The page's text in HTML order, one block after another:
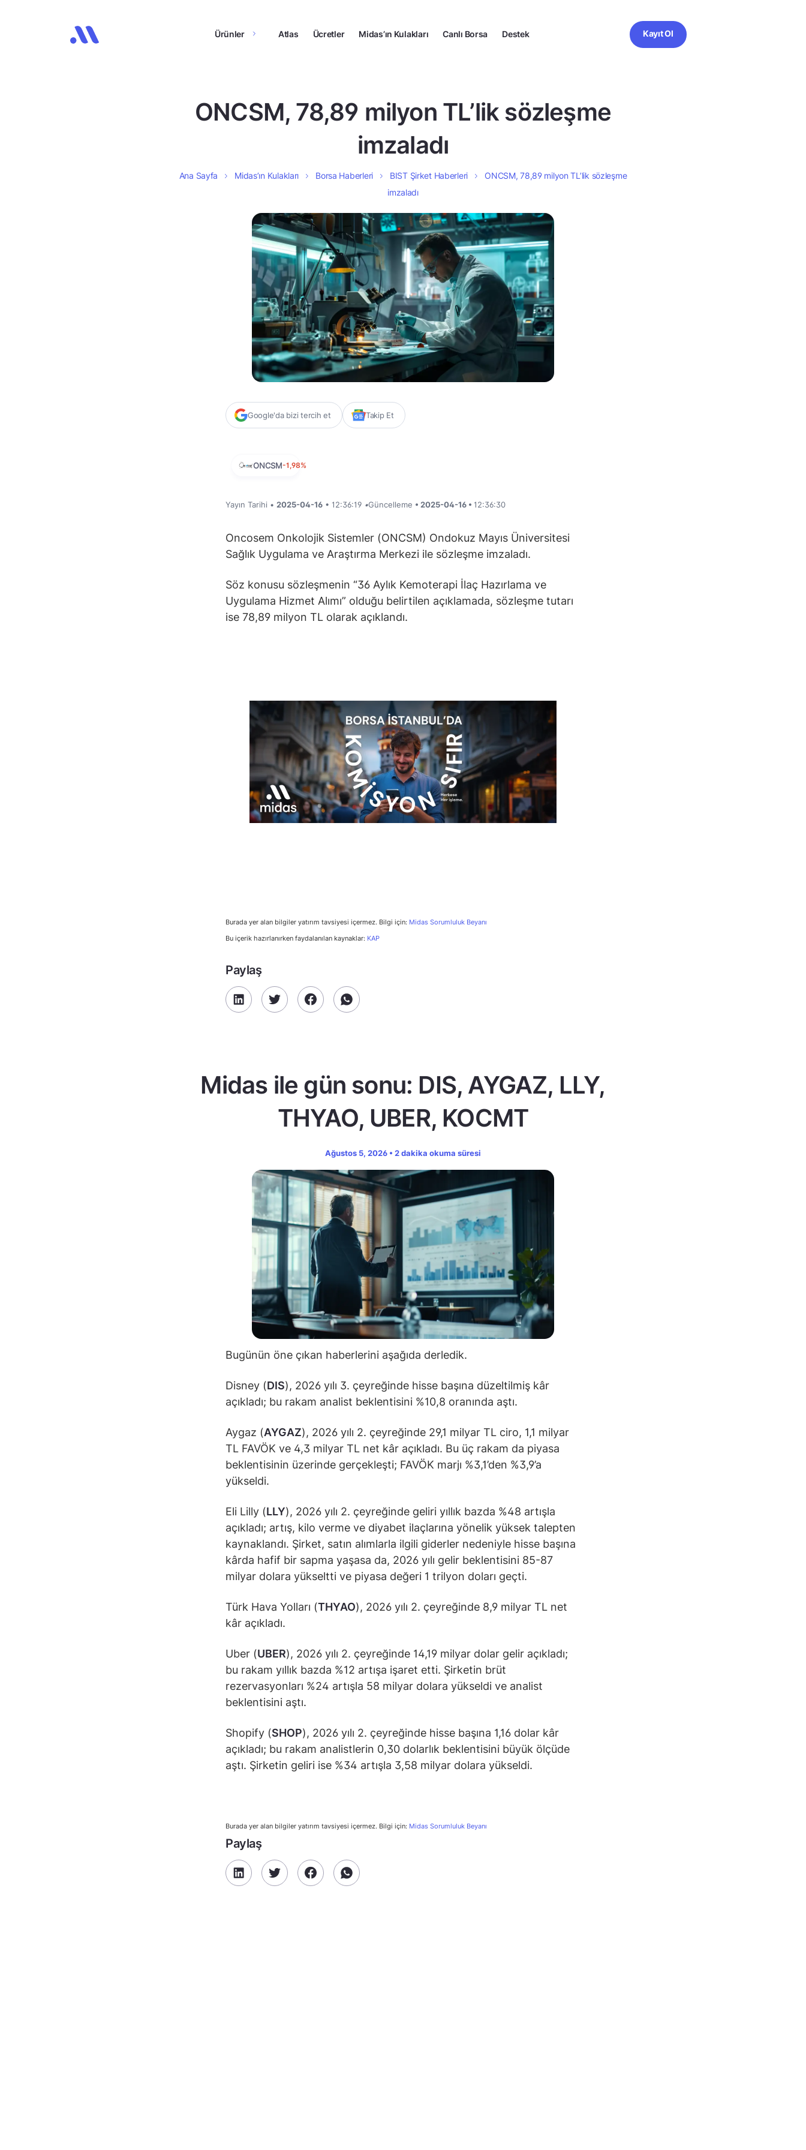
Ürünler Atlas Ücretler Midas’ın Kulakları Canlı Borsa Destek Kayıt Ol
ONCSM, 78,89 milyon TL’lik sözleşme
imzaladı
Ana Sayfa Midas’ın Kulakları Borsa Haberleri BIST Şirket Haberleri
ONCSM, 78,89 milyon TL’lik sözleşme
imzaladı
Google'da bizi tercih et Takip Et
ONCSM-1,98%
Yayın Tarihi • 2025-04-16 • 12:36:19 •Güncelleme • 2025-04-16 • 12:36:30
Oncosem Onkolojik Sistemler (ONCSM) Ondokuz Mayıs Üniversitesi
Sağlık Uygulama ve Araştırma Merkezi ile sözleşme imzaladı.
Söz konusu sözleşmenin “36 Aylık Kemoterapi İlaç Hazırlama ve
Uygulama Hizmet Alımı” olduğu belirtilen açıklamada, sözleşme tutarı
ise 78,89 milyon TL olarak açıklandı.
Burada yer alan bilgiler yatırım tavsiyesi içermez. Bilgi için: Midas Sorumluluk Beyanı
Bu içerik hazırlanırken faydalanılan kaynaklar: KAP
Paylaş
Midas ile gün sonu: DIS, AYGAZ, LLY,
THYAO, UBER, KOCMT
Ağustos 5, 2026 • 2 dakika okuma süresi
Bugünün öne çıkan haberlerini aşağıda derledik.
Disney (DIS), 2026 yılı 3. çeyreğinde hisse başına düzeltilmiş kâr
açıkladı; bu rakam analist beklentisini %10,8 oranında aştı.
Aygaz (AYGAZ), 2026 yılı 2. çeyreğinde 29,1 milyar TL ciro, 1,1 milyar
TL FAVÖK ve 4,3 milyar TL net kâr açıkladı. Bu üç rakam da piyasa
beklentisinin üzerinde gerçekleşti; FAVÖK marjı %3,1’den %3,9’a
yükseldi.
Eli Lilly (LLY), 2026 yılı 2. çeyreğinde geliri yıllık bazda %48 artışla
açıkladı; artış, kilo verme ve diyabet ilaçlarına yönelik yüksek talepten
kaynaklandı. Şirket, satın alımlarla ilgili giderler nedeniyle hisse başına
kârda hafif bir sapma yaşasa da, 2026 yılı gelir beklentisini 85-87
milyar dolara yükseltti ve piyasa değeri 1 trilyon doları geçti.
Türk Hava Yolları (THYAO), 2026 yılı 2. çeyreğinde 8,9 milyar TL net
kâr açıkladı.
Uber (UBER), 2026 yılı 2. çeyreğinde 14,19 milyar dolar gelir açıkladı;
bu rakam yıllık bazda %12 artışa işaret etti. Şirketin brüt
rezervasyonları %24 artışla 58 milyar dolara yükseldi ve analist
beklentisini aştı.
Shopify (SHOP), 2026 yılı 2. çeyreğinde hisse başına 1,16 dolar kâr
açıkladı; bu rakam analistlerin 0,30 dolarlık beklentisini büyük ölçüde
aştı. Şirketin geliri ise %34 artışla 3,58 milyar dolara yükseldi.
Burada yer alan bilgiler yatırım tavsiyesi içermez. Bilgi için: Midas Sorumluluk Beyanı
Paylaş